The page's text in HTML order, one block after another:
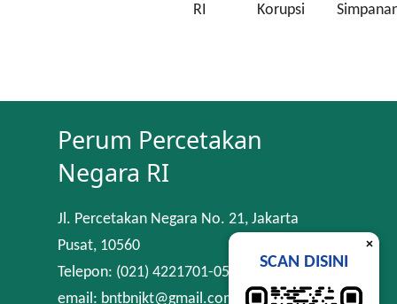
Korupsi
Simpanan
Perum Percetakan
Negara RI
Jl. Percetakan Negara No. 21, Jakarta
Pusat, 10560
Telepon: (021) 4221701-05
email: bntbnjkt@gmail.com
×
SCAN DISINI